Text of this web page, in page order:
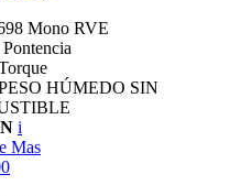
Mono RVE
Pontencia
HÚMEDO SIN
i
Mas